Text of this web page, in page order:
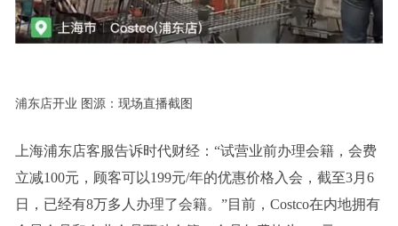
浦东店开业 图源：现场直播截图
上海浦东店客服告诉时代财经：“试营业前办理会籍，会费
立减100元，顾客可以199元/年的优惠价格入会，截至3月6
日，已经有8万多人办理了会籍。”目前，Costco在内地拥有